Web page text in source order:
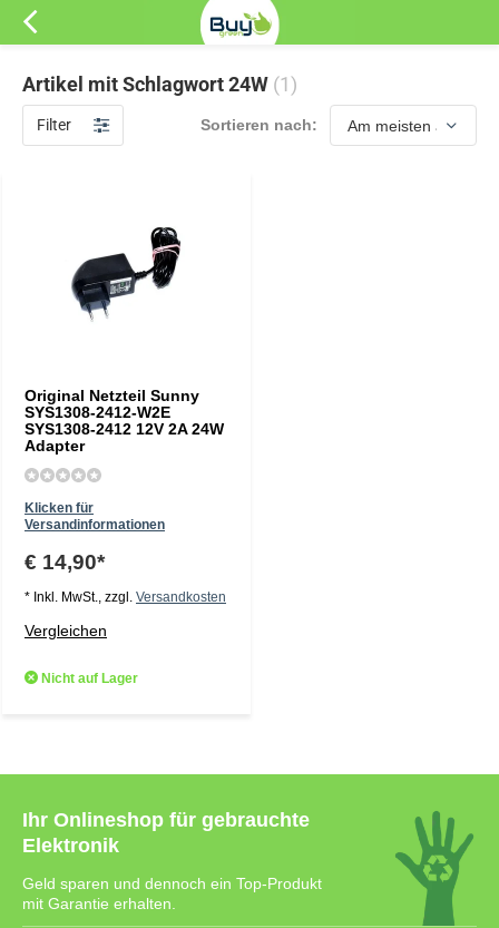
Artikel mit Schlagwort 24W (1)
Filter Sortieren nach:
Original Netzteil Sunny
SYS1308-2412-W2E
SYS1308-2412 12V 2A 24W
Adapter
Klicken für
Versandinformationen
€ 14,90*
* Inkl. MwSt., zzgl. Versandkosten
Vergleichen
Nicht auf Lager
Ihr Onlineshop für gebrauchte
Elektronik
Geld sparen und dennoch ein Top-Produkt
mit Garantie erhalten.